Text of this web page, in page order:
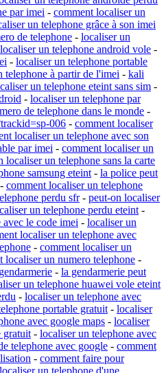
par imei - comment localiser un
un telephone grâce à son imei
de telephone - localiser un
localiser un telephone android vole -
- localiser un telephone portable
telephone à partir de l'imei - kali
un telephone eteint sans sim -
- localiser un telephone par
de telephone dans le monde -
006 - comment localiser
localiser un telephone avec son
par imei - comment localiser un
localiser un telephone sans la carte
samsung eteint - la police peut
- comment localiser un telephone
perdu sfr- peut-on localiser
un telephone perdu eteint -
le code imei - localiser un
localiser un telephone avec
- comment localiser un
localiser un numero telephone -
- la gendarmerie peut
un telephone huawei vole eteint
- localiser un telephone avec
portable gratuit - localiser
avec google maps - localiser
gratuit - localiser un telephone avec
telephone avec google - comment
- comment faire pour
localiser un telephone d'une